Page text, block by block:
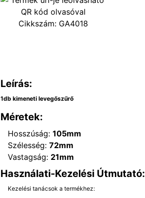
Cikkszám: GA4018
Leírás:
1db kimeneti levegőszűrő
Méretek:
Hosszúság: 105mm
Szélesség: 72mm
Vastagság: 21mm
Használati-Kezelési Útmutató:
Kezelési tanácsok a termékhez: